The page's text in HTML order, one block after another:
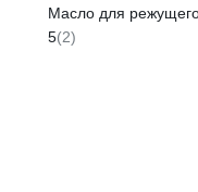
Масло для
5(2)